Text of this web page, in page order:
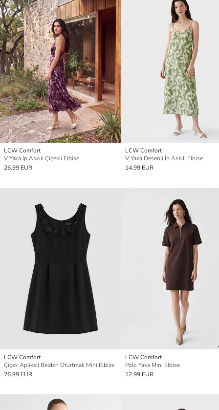
LCW Comfort
V Yaka İp Askılı Çiçekli Elbise
26.99 EUR
LCW Comfort
V Yaka Desenli İp Askılı Elbise
14.99 EUR
LCW Comfort
Çiçek Aplikeli Belden Oturtmalı Mini Elbise
26.99 EUR
LCW Comfort
Polo Yaka Mini Elbise
12.99 EUR